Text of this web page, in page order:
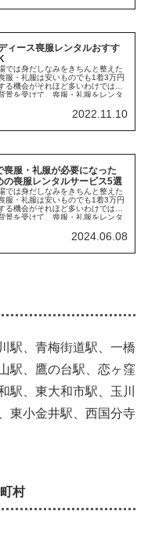
ィース喪服レンタルおすす
では身だしなみをきちんと整えた
服・礼服は安いものでも1着3万円
る機会がそれほど多いわけではあ
景を受けて、喪服・礼服をレンタ
2022.11.10
喪服・礼服が必要になった
の喪服レンタルサービス5選
では身だしなみをきちんと整えた
服・礼服は安いものでも1着3万円
る機会がそれほど多いわけではあ
景を受けて、喪服・礼服をレンタ
2024.06.08
駅、青梅街道駅、一橋
駅、鷹の台駅、恋ヶ窪
駅、東大和市駅、玉川
東小金井駅、西国分寺
村